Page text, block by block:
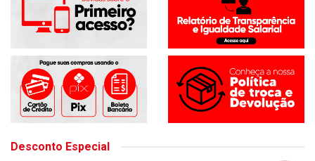
Desconto Especial